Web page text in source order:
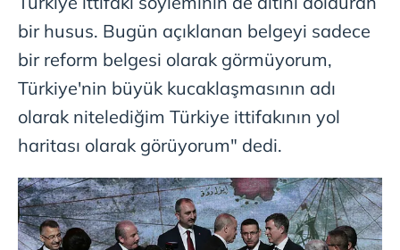
bir husus. Bugün açıklanan belgeyi sadece
bir reform belgesi olarak görmüyorum,
Türkiye'nin büyük kucaklaşmasının adı
olarak nitelediğim Türkiye ittifakının yol
haritası olarak görüyorum" dedi.